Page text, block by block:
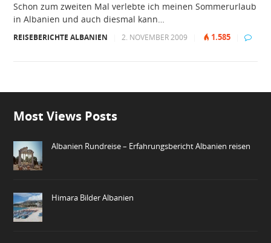
Schon zum zweiten Mal verlebte ich meinen Sommerurlaub
in Albanien und auch diesmal kann…
REISEBERICHTE ALBANIEN 2. NOVEMBER 2009 1.585
Most Views Posts
Albanien Rundreise – Erfahrungsbericht Albanien reisen
Himara Bilder Albanien